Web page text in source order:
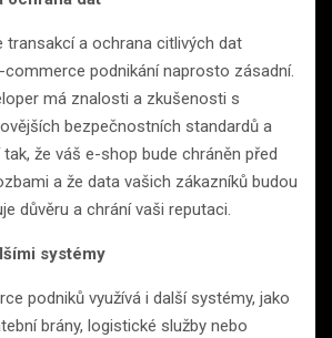
transakcí a ochrana citlivých dat
commerce podnikání naprosto zásadní.
má znalosti a zkušenosti s
bezpečnostních standardů a
že váš e-shop bude chráněn před
a že data vašich zákazníků budou
důvěru a chrání vaši reputaci.
systémy
podniků využívá i další systémy, jako
brány, logistické služby nebo